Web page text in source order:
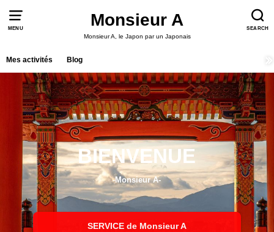
MENU SEARCH
Monsieur A
Monsieur A, le Japon par un Japonais
Mes activités Blog
BIENVENUE
-Monsieur A-
SERVICE de Monsieur A